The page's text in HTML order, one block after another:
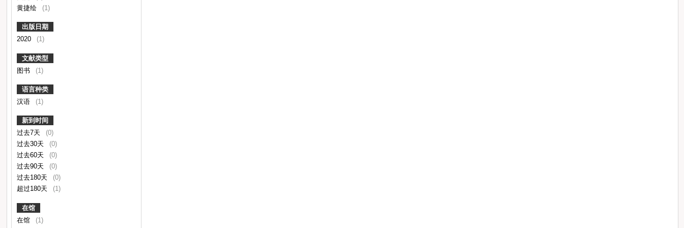
黄捷绘
(1)
出版日期
2020
(1)
文献类型
图书
(1)
语言种类
汉语
(1)
新到时间
过去7天
(0)
过去30天
(0)
过去60天
(0)
过去90天
(0)
过去180天
(0)
超过180天
(1)
在馆
在馆
(1)